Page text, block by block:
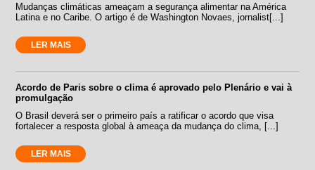
Mudanças climáticas ameaçam a segurança alimentar na América
Latina e no Caribe. O artigo é de Washington Novaes, jornalist[...]
LER MAIS
Acordo de Paris sobre o clima é aprovado pelo Plenário e vai à
promulgação
O Brasil deverá ser o primeiro país a ratificar o acordo que visa
fortalecer a resposta global à ameaça da mudança do clima, [...]
LER MAIS